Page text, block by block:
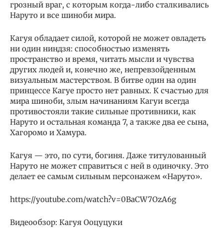
грозный враг, с которым когда-либо сталкивались
Наруто и все шиноби мира.
Кагуя обладает силой, которой не может овладеть
ни один ниндзя: способностью изменять
пространство и время, читать мысли и чувства
других людей и, конечно же, непревзойденным
визуальным мастерством. В битве один на один
принцессе Кагуе просто нет равных. К счастью для
мира шиноби, злым начинаниям Кагуи всегда
противостояли такие сильные противники, как
Наруто и остальная команда 7, а также два ее сына,
Хагоромо и Хамура.
Кагуя — это, по сути, богиня. Даже титулованный
Наруто не может справиться с ней в одиночку. Это
делает ее самым сильным персонажем «Наруто».
https://youtube.com/watch?v=0BaCW7OzA6g
Видеообзор: Кагуя Ооцуцуки